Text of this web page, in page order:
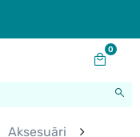
0
Aksesuāri